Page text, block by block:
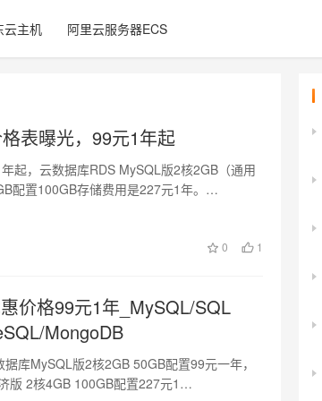
云主机 阿里云服务器ECS
表曝光，99元1年起
起，云数据库RDS MySQL版2核2GB（通用
配置100GB存储费用是227元1年。…
0 1
价格99元1年_MySQL/SQL
MongoDB
库MySQL版2核2GB 50GB配置99元一年，
版 2核4GB 100GB配置227元1…